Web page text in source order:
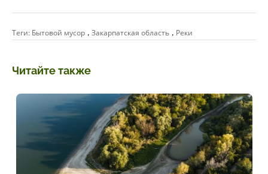
Теги: Бытовой мусор , Закарпатская область , Реки
Читайте также